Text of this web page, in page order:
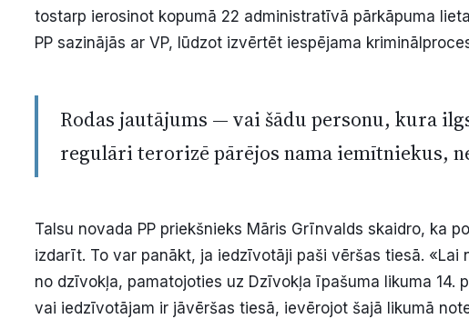
tostarp ierosinot kopumā 22 administratīvā pārkāpuma
PP sazinājās ar VP, lūdzot izvērtēt iespējama
Rodas jautājums — vai šādu personu, kura
regulāri terorizē pārējos nama iemītniekus,
Talsu novada PP priekšnieks Māris Grīnvalds skaidro, ka
izdarīt. To var panākt, ja iedzīvotāji paši vēršas tiesā. «Lai
no dzīvokļa, pamatojoties uz Dzīvokļa īpašuma likuma 14.
vai iedzīvotājam ir jāvēršas tiesā, ievērojot šajā likumā